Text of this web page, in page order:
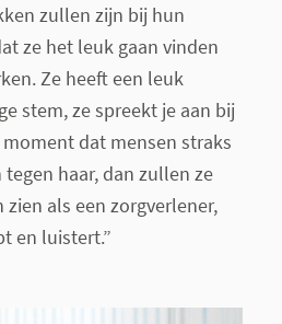
zullen zijn bij hun
ze het leuk gaan vinden
Ze heeft een leuk
stem, ze spreekt je aan bij
dat mensen straks
haar, dan zullen ze
als een zorgverlener,
en luistert.”